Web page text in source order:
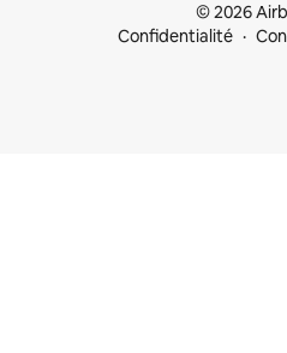
© 2026
Confidentialité